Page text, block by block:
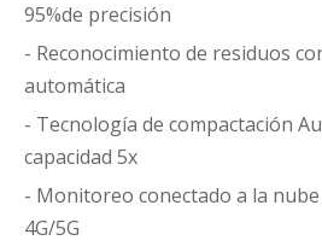
95%de precisión
- Reconocimiento de residuos
automática
- Tecnología de compactación
capacidad 5x
- Monitoreo conectado a la
4G/5G